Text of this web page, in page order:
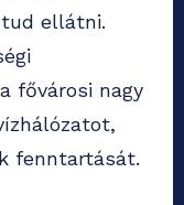
ellátni.
fővárosi nagy
fenntartását.